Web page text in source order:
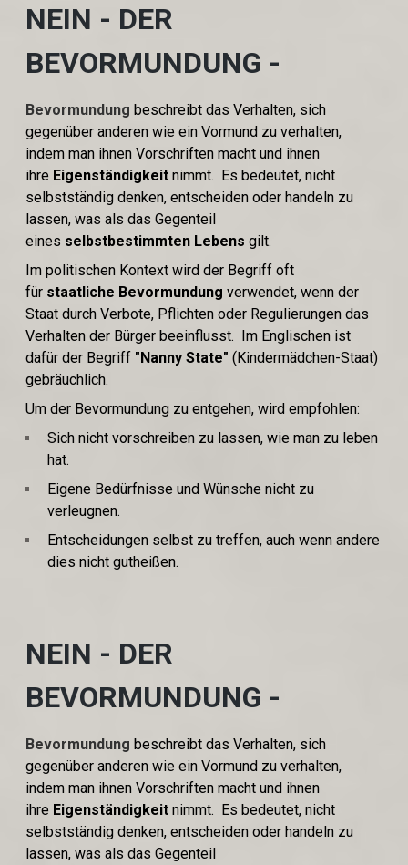
NEIN - DER
BEVORMUNDUNG -
Bevormundung beschreibt das Verhalten, sich
gegenüber anderen wie ein Vormund zu verhalten,
indem man ihnen Vorschriften macht und ihnen
ihre Eigenständigkeit nimmt. Es bedeutet, nicht
selbstständig denken, entscheiden oder handeln zu
lassen, was als das Gegenteil
eines selbstbestimmten Lebens gilt.
Im politischen Kontext wird der Begriff oft
für staatliche Bevormundung verwendet, wenn der
Staat durch Verbote, Pflichten oder Regulierungen das
Verhalten der Bürger beeinflusst. Im Englischen ist
dafür der Begriff "Nanny State" (Kindermädchen-Staat)
gebräuchlich.
Um der Bevormundung zu entgehen, wird empfohlen:
Sich nicht vorschreiben zu lassen, wie man zu leben
hat.
Eigene Bedürfnisse und Wünsche nicht zu
verleugnen.
Entscheidungen selbst zu treffen, auch wenn andere
dies nicht gutheißen.
NEIN - DER
BEVORMUNDUNG -
Bevormundung beschreibt das Verhalten, sich
gegenüber anderen wie ein Vormund zu verhalten,
indem man ihnen Vorschriften macht und ihnen
ihre Eigenständigkeit nimmt. Es bedeutet, nicht
selbstständig denken, entscheiden oder handeln zu
lassen, was als das Gegenteil